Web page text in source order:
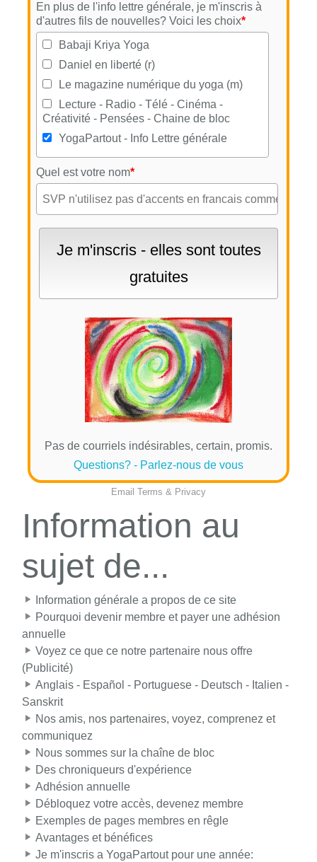
En plus de l'info lettre générale, je m'inscris à
d'autres fils de nouvelles? Voici les choix*
Babaji Kriya Yoga
Daniel en liberté (r)
Le magazine numérique du yoga (m)
Lecture - Radio - Télé - Cinéma -
Créativité - Pensées - Chaine de bloc
YogaPartout - Info Lettre générale
Quel est votre nom*
Pas de courriels indésirables, certain, promis.
Questions? - Parlez-nous de vous
Email Terms & Privacy
Information au
sujet de...
Information générale a propos de ce site
Pourquoi devenir membre et payer une adhésion
annuelle
Voyez ce que ce notre partenaire nous offre
(Publicité)
Anglais - Español - Portuguese - Deutsch - Italien -
Sanskrit
Nos amis, nos partenaires, voyez, comprenez et
communiquez
Nous sommes sur la chaîne de bloc
Des chroniqueurs d'expérience
Adhésion annuelle
Débloquez votre accès, devenez membre
Exemples de pages membres en rêgle
Avantages et bénéfices
Je m'inscris a YogaPartout pour une année: